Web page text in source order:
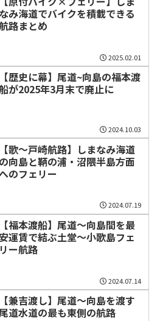
なみ海道でバイクを積載できる
路まとめ
2025.02.01
【歴史に幕】尾道~向島の福本渡
が2025年3月末で廃止に
2024.10.03
【歌～戸崎航路】しまなみ海道
の向島と鞆の浦・沼隈半島方面
のフェリー
2024.07.19
【福本渡船】尾道～向島間を最
運賃で結ぶ土堂～小歌島フェ
リー航路
2024.07.14
【兼吉渡し】尾道～向島を渡す
道水道の最も東側の航路